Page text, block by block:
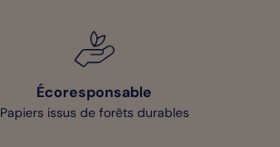
Écoresponsable
Papiers issus de forêts durables